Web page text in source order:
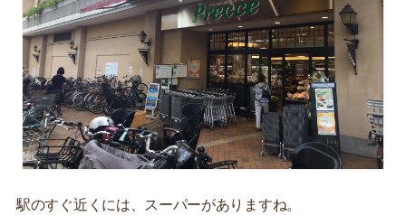
駅のすぐ近くには、スーパーがありますね。